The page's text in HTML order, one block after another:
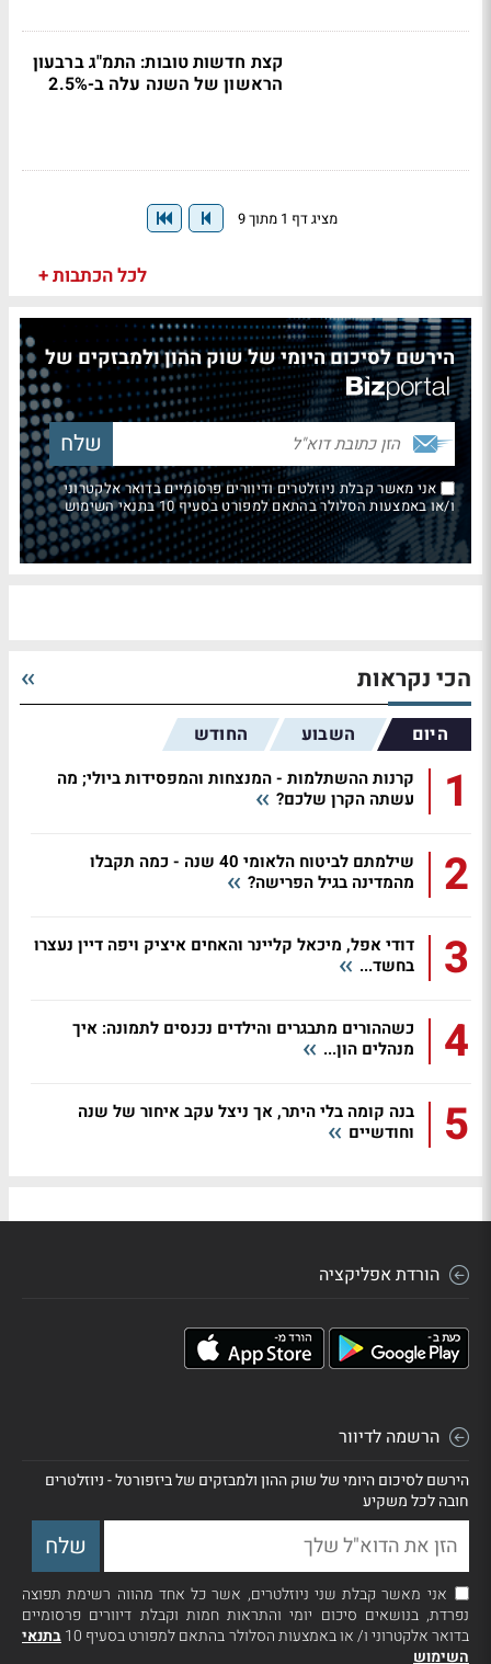
קצת חדשות טובות: התמ"ג ברבעון
הראשון של השנה עלה ב-2.5%
מציג דף 1 מתוך 9
לכל הכתבות +
הירשם לסיכום היומי של שוק ההון ולמבזקים של
אני מאשר קבלת ניוזלטרים ודיוורים פרסומיים בדואר אלקטרוני
ו/או באמצעות הסלולר בהתאם למפורט בסעיף 10 בתנאי השימוש
הכי נקראות
היום השבוע החודש
1
קרנות ההשתלמות - המנצחות והמפסידות ביולי; מה
עשתה הקרן שלכם?
2
שילמתם לביטוח הלאומי 40 שנה - כמה תקבלו
מהמדינה בגיל הפרישה?
3
דודי אפל, מיכאל קליינר והאחים איציק ויפה דיין נעצרו
בחשד...
4
כשההורים מתבגרים והילדים נכנסים לתמונה: איך
מנהלים הון...
5
בנה קומה בלי היתר, אך ניצל עקב איחור של שנה
וחודשיים
הורדת אפליקציה
הרשמה לדיוור
הירשם לסיכום היומי של שוק ההון ולמבזקים של ביזפורטל - ניוזלטרים
חובה לכל משקיע
אני מאשר קבלת שני ניוזלטרים, אשר כל אחד מהווה רשימת תפוצה
נפרדת, בנושאים סיכום יומי והתראות חמות וקבלת דיוורים פרסומיים
בדואר אלקטרוני ו/ או באמצעות הסלולר בהתאם למפורט בסעיף 10
בתנאי
השימוש